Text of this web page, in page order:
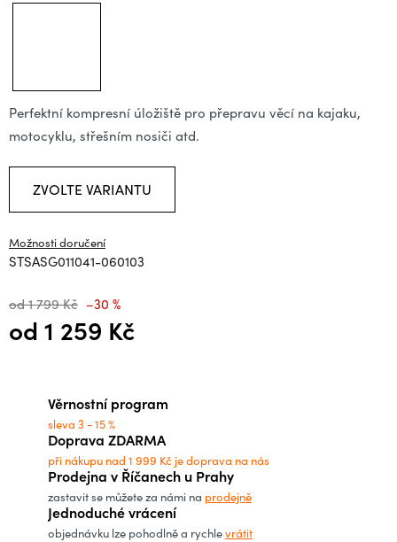
Perfektní kompresní úložiště pro přepravu věcí na kajaku,
motocyklu, střešním nosiči atd.
ZVOLTE VARIANTU
Možnosti doručení
STSASG011041-060103
od 1 799 Kč –30 %
od 1 259 Kč
Věrnostní program
sleva 3 - 15 %
Doprava ZDARMA
při nákupu nad 1 999 Kč je doprava na nás
Prodejna v Říčanech u Prahy
zastavit se můžete za námi na prodejně
Jednoduché vrácení
objednávku lze pohodlně a rychlevrátit